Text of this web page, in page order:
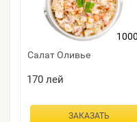
Салат Оливье
170лей
ЗАКАЗАТЬ